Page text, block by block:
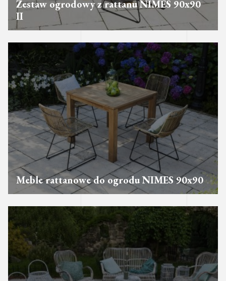
Zestaw ogrodowy z rattanu NIMES 90x90
II
Meble rattanowe do ogrodu NIMES 90x90